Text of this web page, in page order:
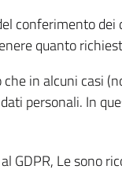
conferimento
quanto
in alcuni casi
personali. In
GDPR, Le sono